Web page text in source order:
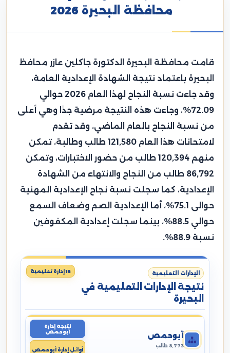
محافظة البحيرة 2026
قامت محافظة البحيرة الدكتورة جاكلين عازر محافظ
البحيرة باعتماد نتيجة الشهادة الإعدادية العامة،
وقد جاءت نسبة النجاح لهذا العام 2026 حوالي
72.09%، وجاءت هذه النتيجة مرضية جدًا وهي أعلى
من نسبة النجاح بالعام الماضي، وقد تقدم
لامتحانات هذا العام 121,580 طالب وطالبة، تمكن
منهم 120,394 طالب من حضور الاختبارات، وتمكن
86,792 طالب من النجاح والانتهاء من الشهادة
الإعدادية، كما سجلت نسبة نجاح الإعدادية المهنية
حوالى 75.1%، أما الإعدادية الصم وضعاف السمع
حوالي 88.5%، بينما سجلت إعدادية المكفوفين
نسبة 88.9%.
الإدارات التعليمية
نتيجة الإدارات التعليمية في
البحيرة
18 إدارة تعليمية
أبوحمص
8,773 طالب
نتيجة إدارة
أبوحمص
أوائل إدارة أبوحمص